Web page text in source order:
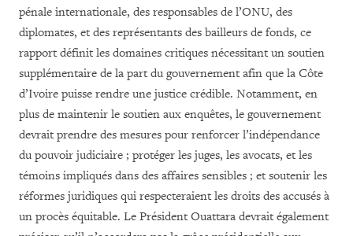
pénale internationale, des responsables de l’ONU, des
diplomates, et des représentants des bailleurs de fonds, ce
rapport définit les domaines critiques nécessitant un soutien
supplémentaire de la part du gouvernement afin que la Côte
d’Ivoire puisse rendre une justice crédible. Notamment, en
plus de maintenir le soutien aux enquêtes, le gouvernement
devrait prendre des mesures pour renforcer l’indépendance
du pouvoir judiciaire ; protéger les juges, les avocats, et les
témoins impliqués dans des affaires sensibles ; et soutenir les
réformes juridiques qui respecteraient les droits des accusés à
un procès équitable. Le Président Ouattara devrait également